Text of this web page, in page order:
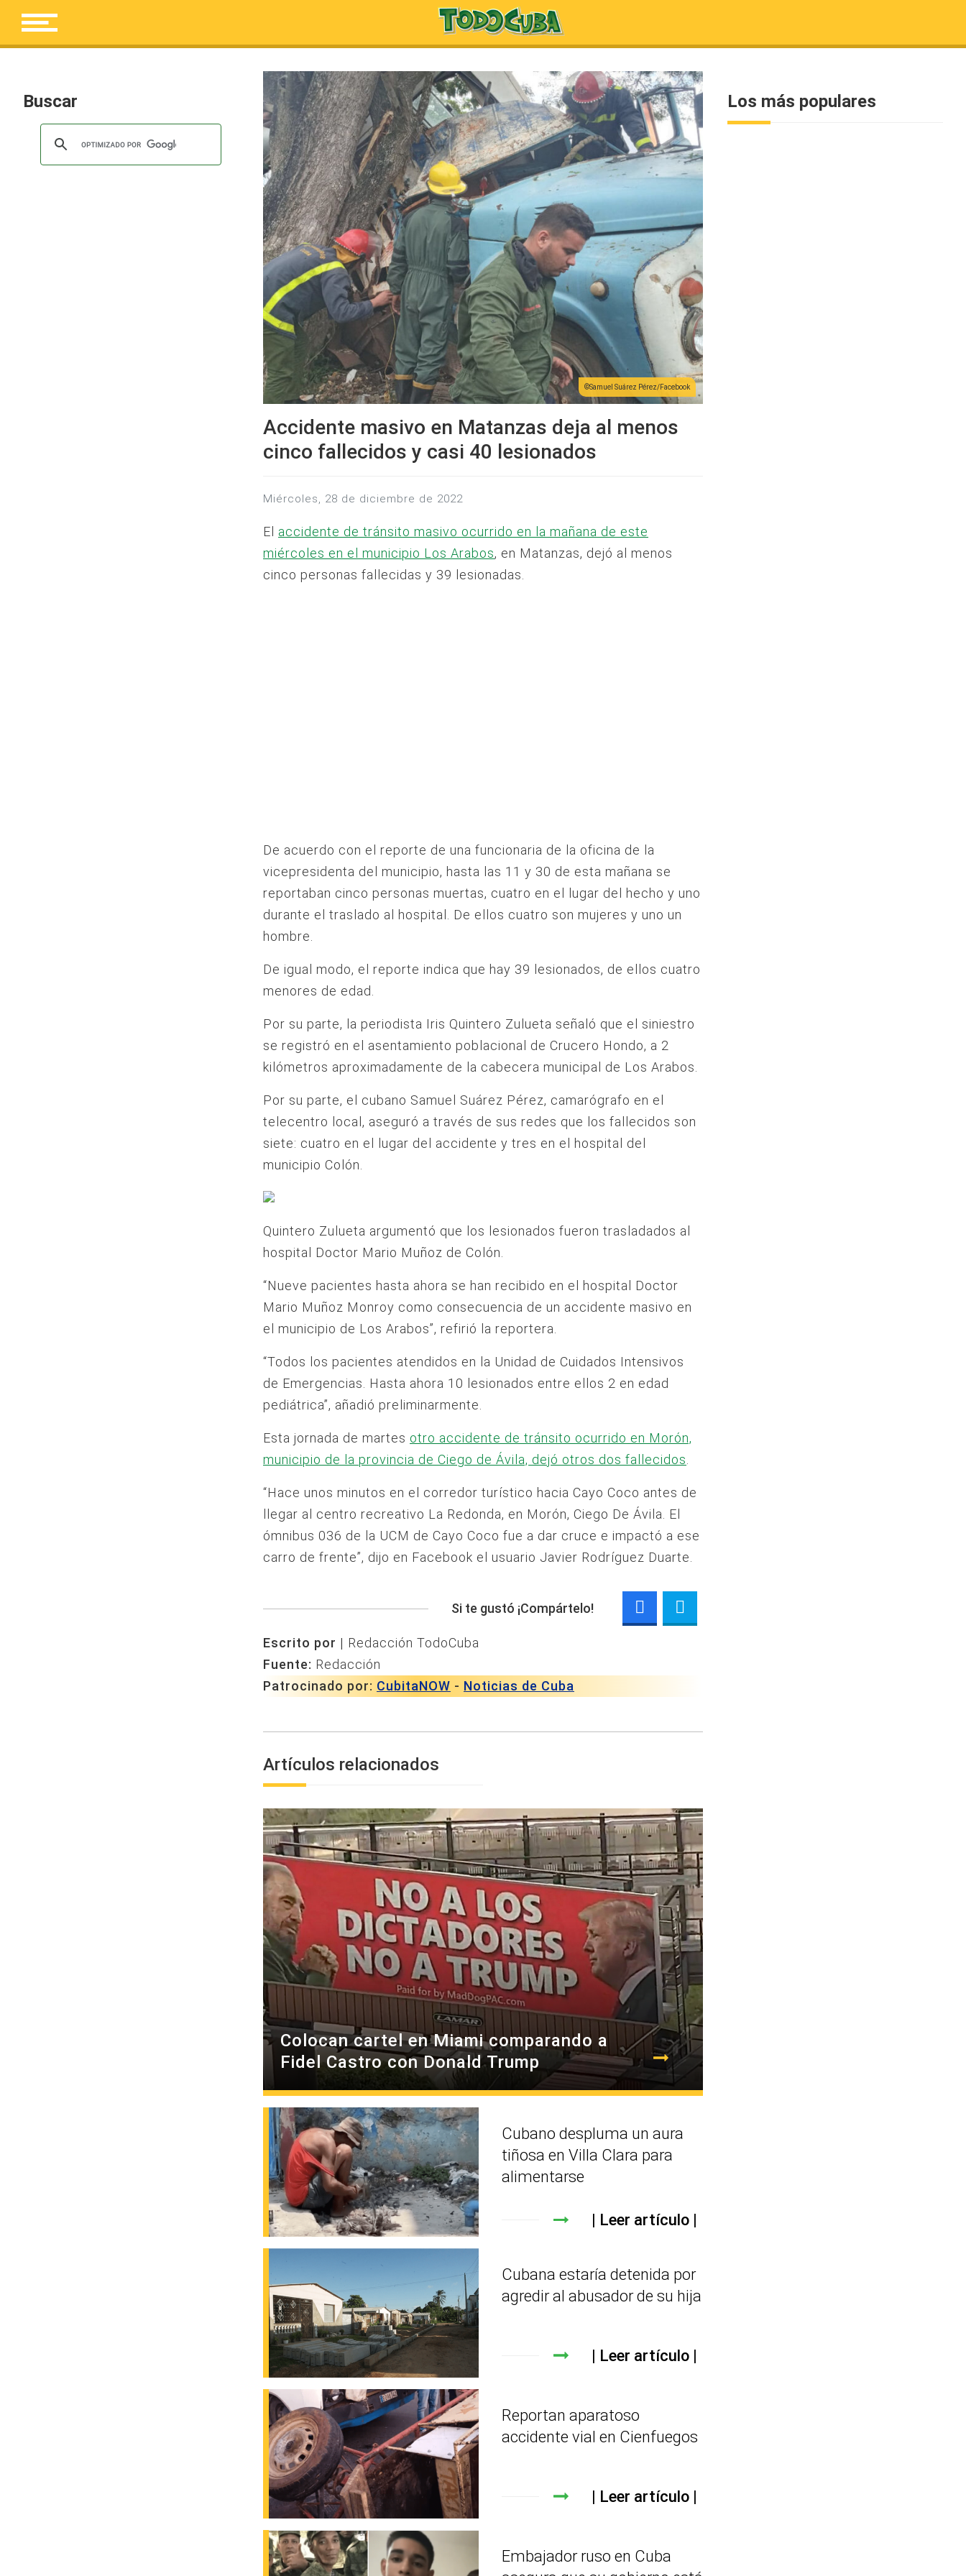
Buscar
Samuel Suárez Pérez/Facebook
Accidente masivo en Matanzas deja al menos
cinco fallecidos y casi 40 lesionados
miércoles, 28 de diciembre de 2022
El accidente de tránsito masivo ocurrido en la mañana de este
miércoles en el municipio Los Arabos, en Matanzas, dejó al menos
cinco personas fallecidas y 39 lesionadas.
De acuerdo con el reporte de una funcionaria de la oficina de la
vicepresidenta del municipio, hasta las 11 y 30 de esta mañana se
reportaban cinco personas muertas, cuatro en el lugar del hecho y uno
durante el traslado al hospital. De ellos cuatro son mujeres y uno un
hombre.
De igual modo, el reporte indica que hay 39 lesionados, de ellos cuatro
menores de edad.
Por su parte, la periodista Iris Quintero Zulueta señaló que el siniestro
se registró en el asentamiento poblacional de Crucero Hondo, a 2
kilómetros aproximadamente de la cabecera municipal de Los Arabos.
Por su parte, el cubano Samuel Suárez Pérez, camarógrafo en el
telecentro local, aseguró a través de sus redes que los fallecidos son
siete: cuatro en el lugar del accidente y tres en el hospital del
municipio Colón.
Quintero Zulueta argumentó que los lesionados fueron trasladados al
hospital Doctor Mario Muñoz de Colón.
“Nueve pacientes hasta ahora se han recibido en el hospital Doctor
Mario Muñoz Monroy como consecuencia de un accidente masivo en
el municipio de Los Arabos”, refirió la reportera.
“Todos los pacientes atendidos en la Unidad de Cuidados Intensivos
de Emergencias. Hasta ahora 10 lesionados entre ellos 2 en edad
pediátrica”, añadió preliminarmente.
Esta jornada de martes otro accidente de tránsito ocurrido en Morón,
municipio de la provincia de Ciego de Ávila, dejó otros dos fallecidos
“Hace unos minutos en el corredor turístico hacia Cayo Coco antes de
llegar al centro recreativo La Redonda, en Morón, Ciego De Ávila. El
ómnibus 036 de la UCM de Cayo Coco fue a dar cruce e impactó a ese
carro de frente”, dijo en Facebook el usuario Javier Rodríguez Duarte.
Si te gustó ¡Compártelo!
Escrito por | Redacción TodoCuba
Fuente: Redacción
Patrocinado por: CubitaNOW - Noticias de Cuba
Artículos relacionados
Colocan cartel en Miami comparando a
Fidel Castro con Donald Trump
Cubano despluma un aura
tiñosa en Villa Clara para
alimentarse
Leer artículo
Cubana estaría detenida por
agredir al abusador de su hija
Leer artículo
Reportan aparatoso
accidente vial en Cienfuegos
Leer artículo
Embajador ruso en Cuba
Los más populares